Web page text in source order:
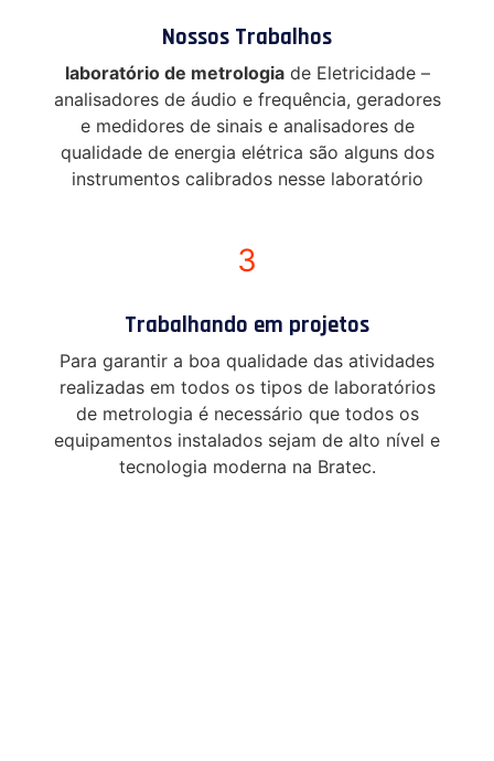
Nossos Trabalhos
laboratório de metrologiade Eletricidade –
analisadores de áudio e frequência, geradores
e medidores de sinais e analisadores de
qualidade de energia elétrica são alguns dos
instrumentos calibrados nesse laboratório
3
Trabalhando em projetos
Para garantir a boa qualidade das atividades
realizadas em todos os tipos de laboratórios
de metrologia é necessário que todos os
equipamentos instalados sejam de alto nível e
tecnologia moderna na Bratec.